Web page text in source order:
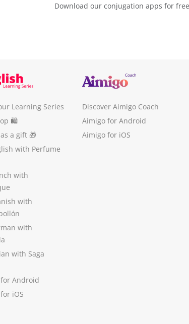
Download our conjugation apps for
Learning Series
🛍
a gift 🎁
with Perfume
with
with
with
with Saga
Android
iOS
Discover Aimigo Coach
Aimigo for Android
Aimigo for iOS